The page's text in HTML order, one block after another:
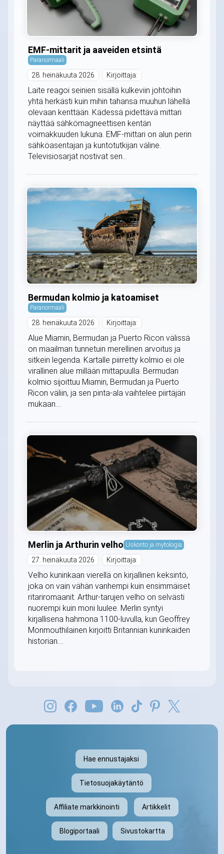
EMF-mittarit ja aaveiden etsintä
Paranormaali
28. heinäkuuta 2026 Kirjoittaja:
Laite reagoi seinien sisällä kulkeviin johtoihin
yhtä herkästi kuin mihin tahansa muuhun lähellä
olevaan kenttään. Kädessä pidettävä mittari
näyttää sähkömagneettisen kentän
voimakkuuden lukuna. EMF-mittari on alun perin
sähköasentajan ja kuntotutkijan väline.
Televisiosarjat nostivat sen...
Bermudan kolmio ja katoamiset
Paranormaali
28. heinäkuuta 2026 Kirjoittaja:
Alue Miamin, Bermudan ja Puerto Ricon välissä
on maailman tunnetuin merellinen arvoitus ja
sitkein legenda. Kartalle piirretty kolmio ei ole
virallinen alue millään mittapuulla. Bermudan
kolmio sijoittuu Miamin, Bermudan ja Puerto
Ricon väliin, ja sen pinta-ala vaihtelee piirtäjän
mukaan....
Merlin ja Arthurin velho Uskonto ja mytologia
27. heinäkuuta 2026 Kirjoittaja:
Velho kuninkaan vierellä on kirjallinen keksintö,
joka on vain vähän vanhempi kuin ensimmäiset
ritariromaanit. Arthur-tarujen velho on selvästi
nuorempi kuin moni luulee. Merlin syntyi
kirjallisena hahmona 1100-luvulla, kun Geoffrey
Monmouthilainen kirjoitti Britannian kuninkaiden
historian....
Hae ennustajaksi
Tietosuojakäytäntö
Affiliate markkinointi Artikkelit
Blogiportaali Sivustokartta